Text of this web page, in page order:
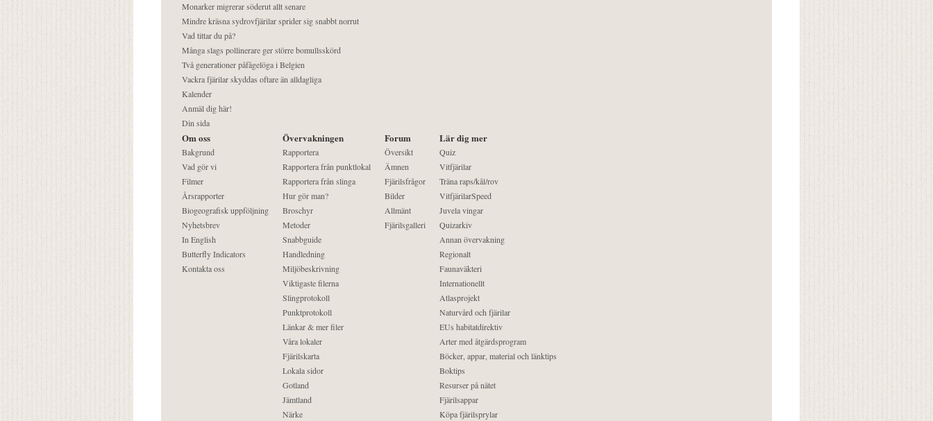
Monarker migrerar söderut allt senare
Mindre kräsna sydrovfjärilar sprider sig snabbt norrut
Vad tittar du på?
Många slags pollinerare ger större bomullsskörd
Två generationer påfågelöga i Belgien
Vackra fjärilar skyddas oftare än alldagliga
Kalender
Anmäl dig här!
Din sida
Om oss
Bakgrund
Vad gör vi
Filmer
Årsrapporter
Biogeografisk uppföljning
Nyhetsbrev
In English
Butterfly Indicators
Kontakta oss
Övervakningen
Rapportera
Rapportera från punktlokal
Rapportera från slinga
Hur gör man?
Broschyr
Metoder
Snabbguide
Handledning
Miljöbeskrivning
Viktigaste filerna
Slingprotokoll
Punktprotokoll
Länkar & mer filer
Våra lokaler
Fjärilskarta
Lokala sidor
Gotland
Jämtland
Närke
Forum
Översikt
Ämnen
Fjärilsfrågor
Bilder
Allmänt
Fjärilsgalleri
Lär dig mer
Quiz
Vitfjärilar
Träna raps/kål/rov
VitfjärilarSpeed
Juvela vingar
Quizarkiv
Annan övervakning
Regionalt
Faunaväkteri
Internationellt
Atlasprojekt
Naturvård och fjärilar
EUs habitatdirektiv
Arter med åtgärdsprogram
Böcker, appar, material och länktips
Boktips
Resurser på nätet
Fjärilsappar
Köpa fjärilsprylar